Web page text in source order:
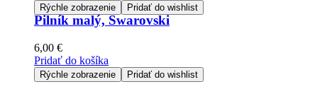
Rýchle zobrazenie Pridať do wishlist
Pilník malý, Swarovski
6,00 €
Pridať do košíka
Rýchle zobrazenie Pridať do wishlist